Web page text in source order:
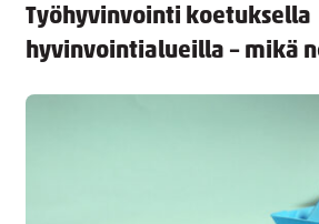
Työhyvinvointi koetuksella
hyvinvointialueilla – mikä